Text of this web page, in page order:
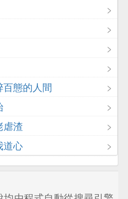
態的人間
虐渣
道心